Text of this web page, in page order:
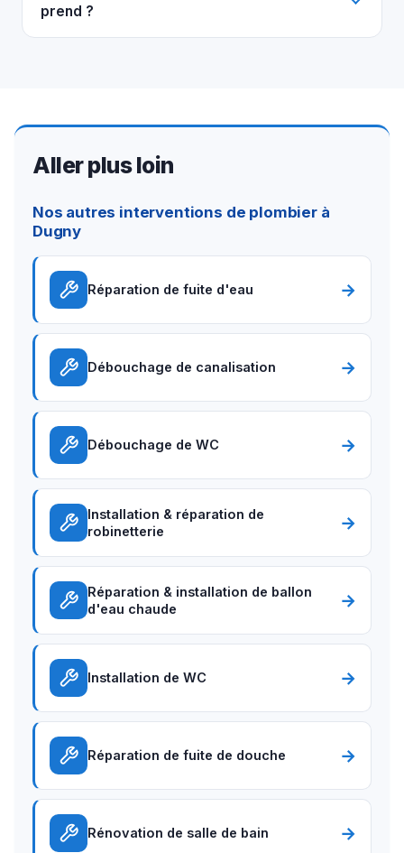
prend ?
Aller plus loin
Nos autres interventions de plombier à
Dugny
Réparation de fuite d'eau →
Débouchage de canalisation →
Débouchage de WC →
Installation & réparation de
robinetterie
→
Réparation & installation de ballon
d'eau chaude
→
Installation de WC →
Réparation de fuite de douche →
Rénovation de salle de bain →